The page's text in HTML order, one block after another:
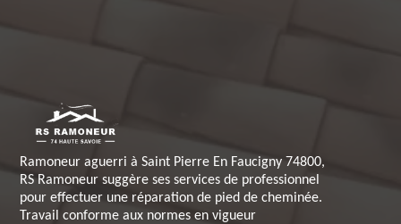
Ramoneur aguerri à Saint Pierre En Faucigny 74800,
RS Ramoneur suggère ses services de professionnel
pour effectuer une réparation de pied de cheminée.
Travail conforme aux normes en vigueur